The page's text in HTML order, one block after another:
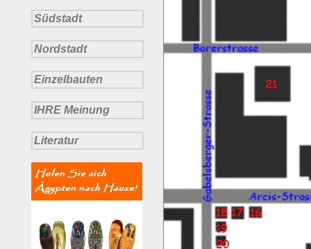
Südstadt
Nordstadt
Einzelbauten
IHRE Meinung
Literatur